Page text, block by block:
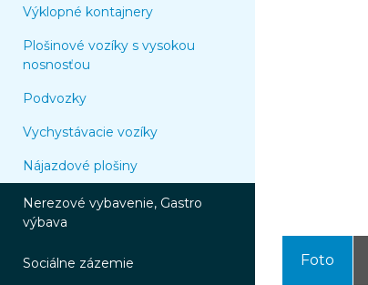
Výklopné kontajnery
Plošinové vozíky s vysokou
nosnosťou
Podvozky
Vychystávacie vozíky
Nájazdové plošiny
Nerezové vybavenie, Gastro
výbava
Sociálne zázemie Foto